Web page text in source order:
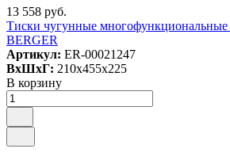
13 558 руб.
Тиски чугунные
BERGER
Артикул: ER-00021247
ВxШxГ: 210x455x225
В корзину